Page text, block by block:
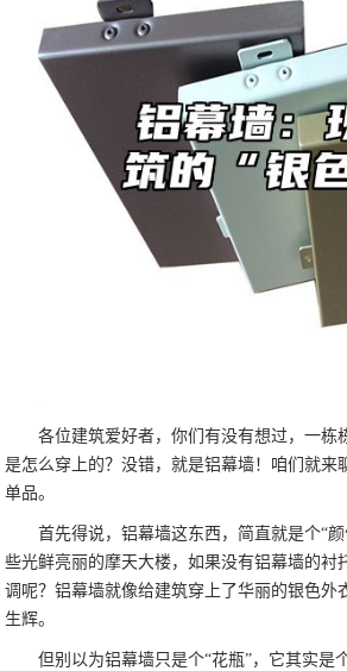
各位建筑爱好者，你们有没有想过，一栋
是怎么穿上的？没错，就是铝幕墙！咱们就来
单品。
首先得说，铝幕墙这东西，简直就是个“
些光鲜亮丽的摩天大楼，如果没有铝幕墙的衬
调呢？铝幕墙就像给建筑穿上了华丽的银色外
生辉。
但别以为铝幕墙只是个“花瓶”，它其实是